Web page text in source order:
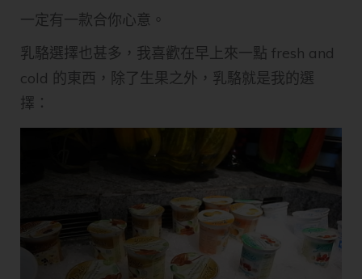
一定有一款合你心意。
乳駱選擇也甚多，我喜歡在早上來一點 fresh and
cold 的東西，除了生果之外，乳駱就是我的選
擇：